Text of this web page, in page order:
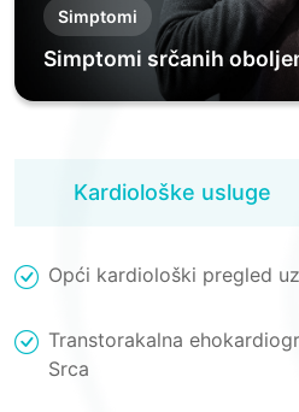
Simptomi
Simptomi srčanih
Kardiološke usluge
Opći kardiološki pregled
Transtorakalna
Srca